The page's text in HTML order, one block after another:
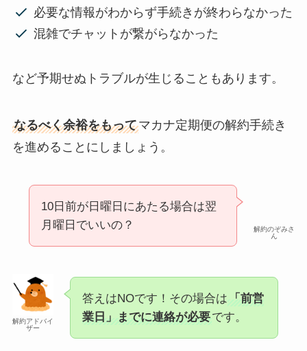
必要な情報がわからず手続きが終わらなかった
混雑でチャットが繋がらなかった
など予期せぬトラブルが生じることもあります。
なるべく余裕をもってマカナ定期便の解約手続き
を進めることにしましょう。
解約のぞみさ
ん
10日前が日曜日にあたる場合は翌
月曜日でいいの？
解約アドバイ
ザー
答えはNOです！その場合は
「前営
業日」までに連絡が必要です。